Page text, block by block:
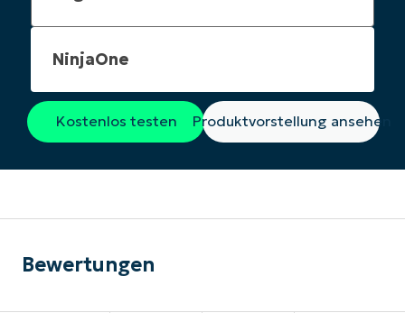
NinjaOne
Kostenlos testen Produktvorstellung ansehen
Bewertungen